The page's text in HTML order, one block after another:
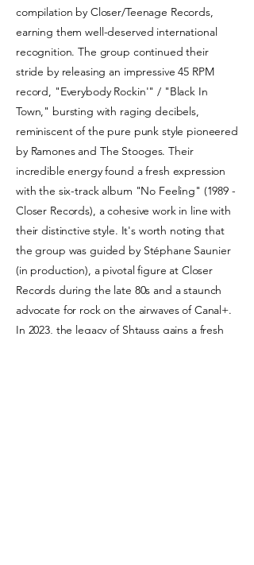
compilation by Closer/Teenage Records,
earning them well-deserved international
recognition. The group continued their
stride by releasing an impressive 45 RPM
record, "Everybody Rockin'" / "Black In
Town," bursting with raging decibels,
reminiscent of the pure punk style pioneered
by Ramones and The Stooges. Their
incredible energy found a fresh expression
with the six-track album "No Feeling" (1989 -
Closer Records), a cohesive work in line with
their distinctive style. It's worth noting that
the group was guided by Stéphane Saunier
(in production), a pivotal figure at Closer
Records during the late 80s and a staunch
advocate for rock on the airwaves of Canal+.
In 2023, the legacy of Shtauss gains a fresh